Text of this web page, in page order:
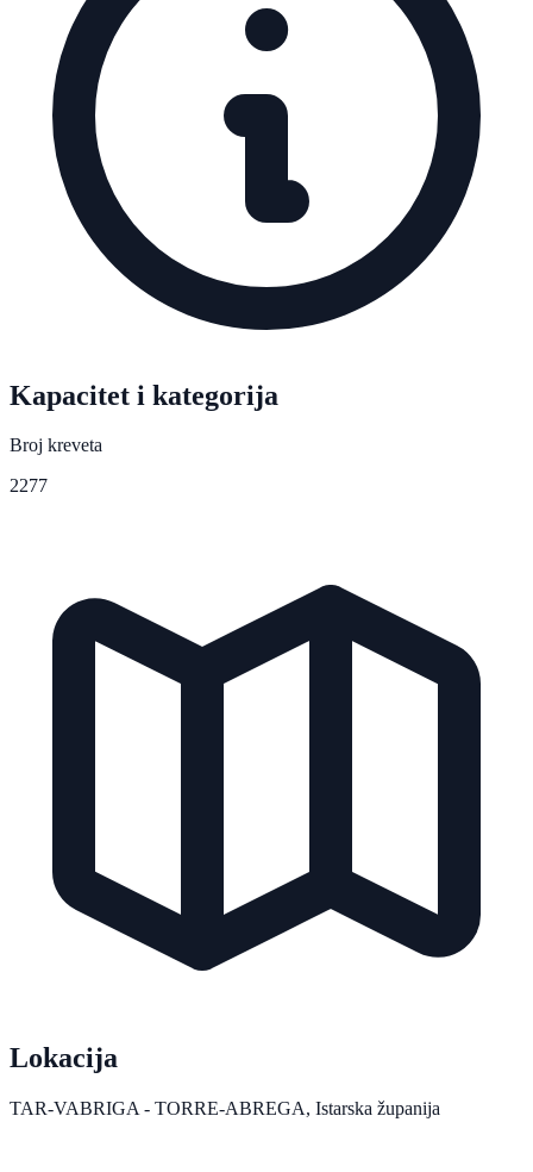
Kapacitet i kategorija
Broj kreveta
2277
Lokacija
TAR-VABRIGA - TORRE-ABREGA, Istarska županija